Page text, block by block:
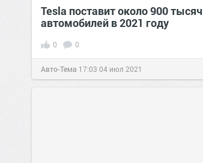
Tesla поставит около 900 тысяч
автомобилей в 2021 году
0 0
Авто-Тема 17:03 04 июл 2021